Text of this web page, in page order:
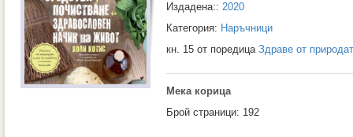
Издадена:: 2020
Категория: Наръчници
кн. 15 от поредица Здраве от
Мека корица
Брой страници: 192